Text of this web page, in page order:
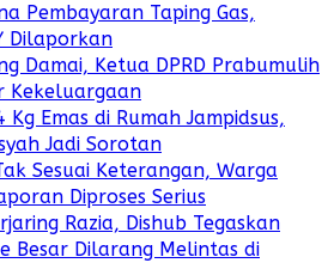
Pembayaran Taping Gas,
Dilaporkan
Damai, Ketua DPRD Prabumulih
Kekeluargaan
Emas di Rumah Jampidsus,
Jadi Sorotan
Sesuai Keterangan, Warga
Diproses Serius
Razia, Dishub Tegaskan
Besar Dilarang Melintas di